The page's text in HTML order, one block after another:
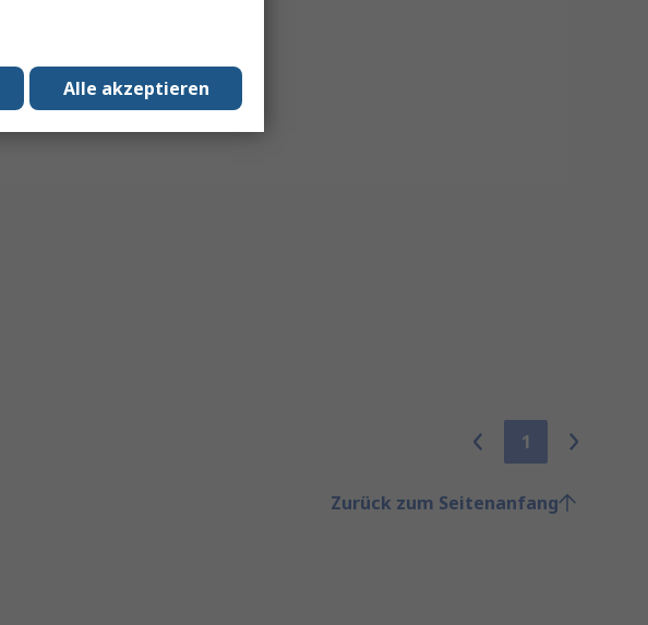
1
Zurück zum Seitenanfang
Alle akzeptieren